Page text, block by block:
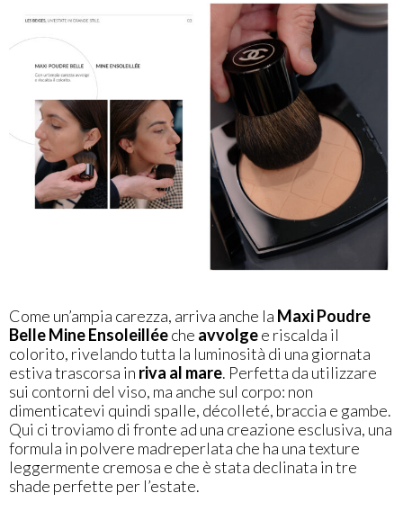
Come un’ampia carezza, arriva anche la Maxi Poudre
Belle Mine Ensoleilléeche avvolgee riscalda il
colorito, rivelando tutta la luminosità di una giornata
estiva trascorsa in riva al mare. Perfetta da utilizzare
sui contorni del viso, ma anche sul corpo: non
dimenticatevi quindi spalle, décolleté, braccia e gambe.
Qui ci troviamo di fronte ad una creazione esclusiva, una
formula in polvere madreperlata che ha una texture
leggermente cremosa e che è stata declinata in tre
shade perfette per l’estate.